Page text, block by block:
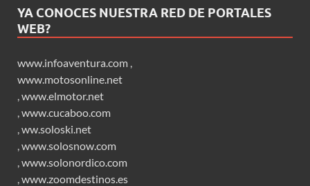
YA CONOCES NUESTRA RED DE PORTALES
WEB?
www.infoaventura.com
www.motosonline.net
www.elmotor.net
www.cucaboo.com
ww.soloski.net
www.solosnow.com
www.solonordico.com
www.zoomdestinos.es